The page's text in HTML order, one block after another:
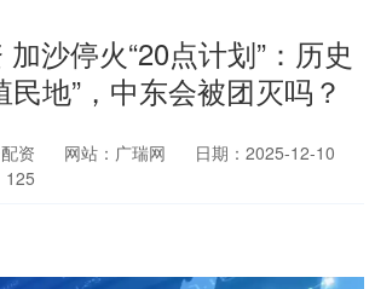
沙停火“20点计划”：历史
民地”，中东会被团灭吗？
资 网站：广瑞网
日期：2025-12-10
125